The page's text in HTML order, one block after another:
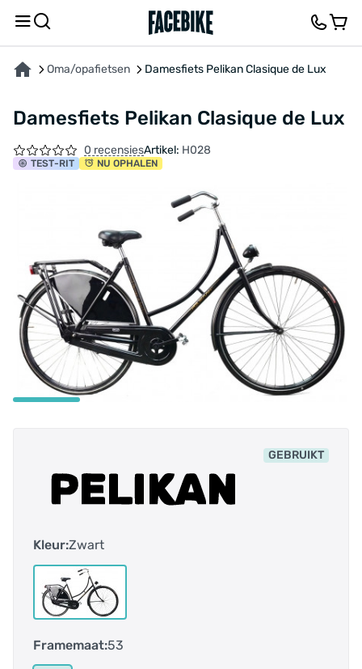
Oma/opafietsen Damesfiets Pelikan Clasique de Lux
Damesfiets Pelikan Clasique de Lux
0 recensiesArtikel: H028
TEST-RIT NU OPHALEN
GEBRUIKT
Kleur:Zwart
Framemaat:53
OVER HET PRODUCT KENMERKENBESCHRIJVING FEEDBACK EN VRAGEN